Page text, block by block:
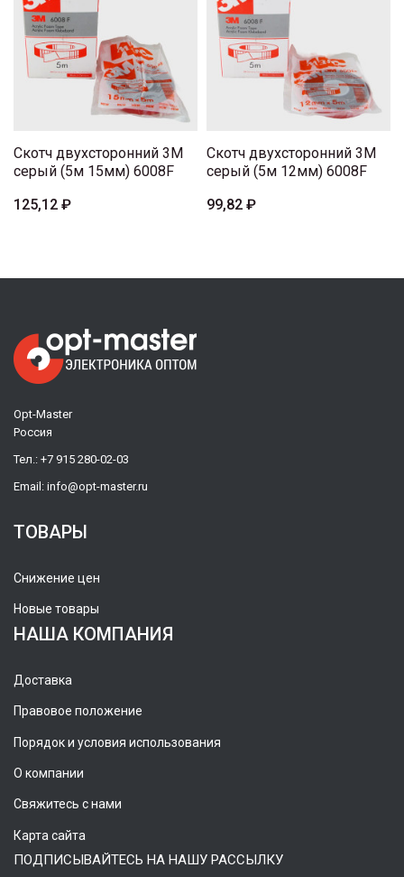
Скотч двухсторонний 3М
серый (5м 15мм) 6008F
125,12 ₽
Скотч двухсторонний 3М
серый (5м 12мм) 6008F
99,82 ₽
Opt-Master
Россия
Тел.: +7 915 280-02-03
Email: info@opt-master.ru
ТОВАРЫ
Снижение цен
Новые товары
НАША КОМПАНИЯ
Доставка
Правовое положение
Порядок и условия использования
О компании
Свяжитесь с нами
Карта сайта
ПОДПИСЫВАЙТЕСЬ НА НАШУ РАССЫЛКУ